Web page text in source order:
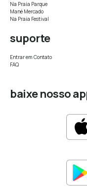
Na Praia Parque
Mané Mercado
Na Praia Festival
suporte
Entrar em Contato
FAQ
baixe nosso